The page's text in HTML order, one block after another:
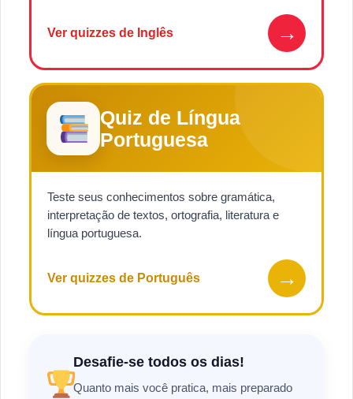
Ver quizzes de Inglês →
Quiz de Língua
Portuguesa
Teste seus conhecimentos sobre gramática,
interpretação de textos, ortografia, literatura e
língua portuguesa.
Ver quizzes de Português →
Desafie-se todos os dias!
Quanto mais você pratica, mais preparado